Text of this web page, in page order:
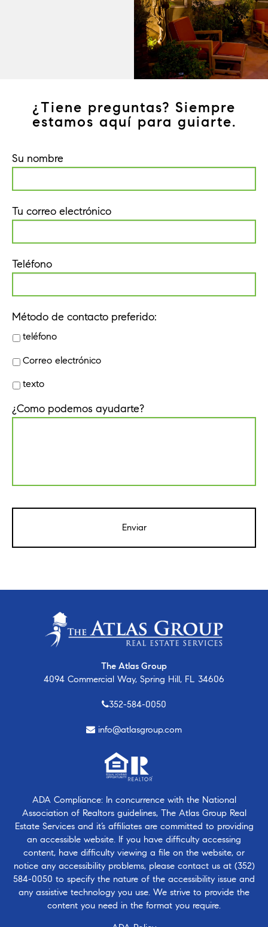
¿Tiene preguntas? Siempre
estamos aquí para guiarte.
Su nombre
Tu correo electrónico
Teléfono
Método de contacto preferido:
teléfono
Correo electrónico
texto
¿Como podemos ayudarte?
CAPTCHA
The Atlas Group
4094 Commercial Way, Spring Hill, FL 34606
352-584-0050
info@atlasgroup.com
ADA Compliance: In concurrence with the National
Association of Realtors guidelines, The Atlas Group Real
Estate Services and it’s affiliates are committed to providing
an accessible website. If you have difficulty accessing
content, have difficulty viewing a file on the website, or
notice any accessibility problems, please contact us at (352)
584-0050 to specify the nature of the accessibility issue and
any assistive technology you use. We strive to provide the
content you need in the format you require.